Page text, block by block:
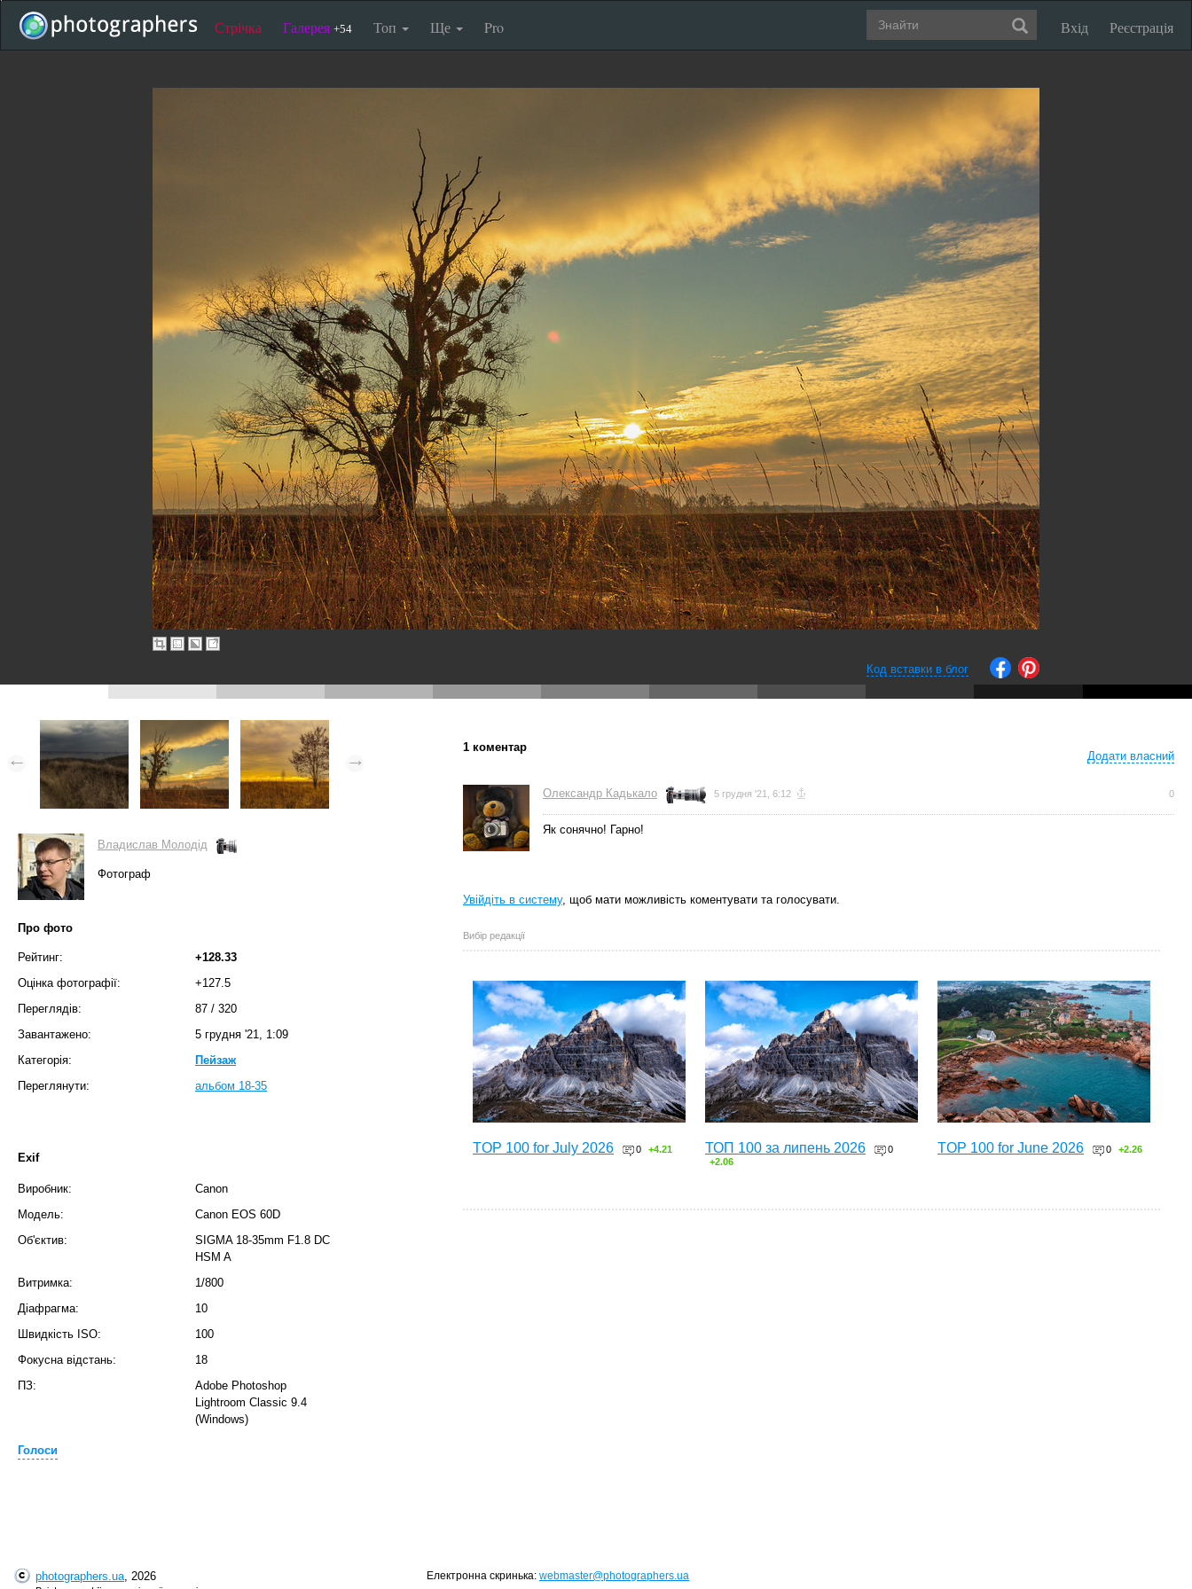
Стрічка Галерея +54 Топ Ще Pro Вхід Реєстрація
Код вставки в блог
Владислав Молодід
Фотограф
Про фото
Рейтинг:
+128.33
Оцінка фотографії:
+127.5
Переглядів:
87 / 320
Завантажено:
5 грудня '21, 1:09
Категорія:
Пейзаж
Переглянути:
альбом 18-35
Exif
Виробник:
Canon
Модель:
Canon EOS 60D
Об'єктив:
SIGMA 18-35mm F1.8 DC
HSM A
Витримка:
1/800
Діафрагма:
10
Швидкість ISO:
100
Фокусна відстань:
18
ПЗ:
Adobe Photoshop
Lightroom Classic 9.4
(Windows)
Голоси
1 коментар
Додати власний
Олександр Кадькало 5 грудня '21, 6:12 0
Як сонячно! Гарно!
Увійдіть в систему, щоб мати можливість коментувати та голосувати.
Вибір редакції
TOP 100 for July 2026 0 +4.21 ТОП 100 за липень 2026
0
+2.06
TOP 100 for June 2026 0 +2.26
photographers.ua, 2026 Електронна скринька: webmaster@photographers.ua